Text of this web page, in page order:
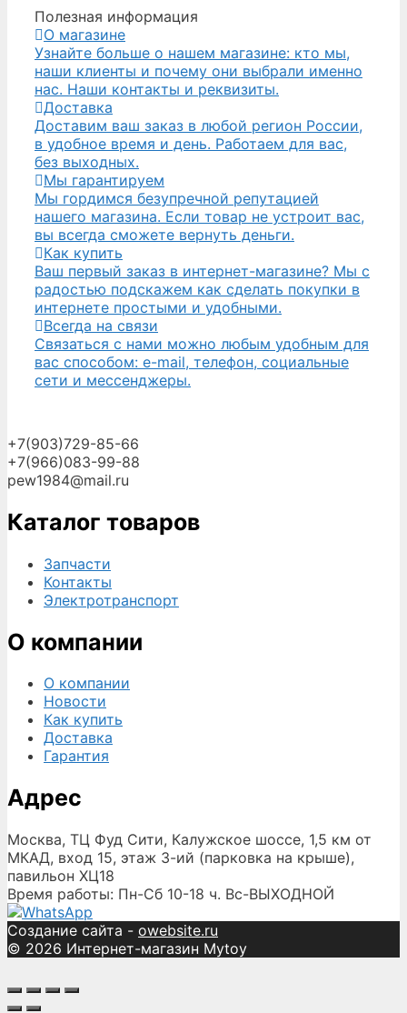
Полезная информация
О магазине
Узнайте больше о нашем магазине: кто мы,
наши клиенты и почему они выбрали именно
нас. Наши контакты и реквизиты.
Доставка
Доставим ваш заказ в любой регион России,
в удобное время и день. Работаем для вас,
без выходных.
Мы гарантируем
Мы гордимся безупречной репутацией
нашего магазина. Если товар не устроит вас,
вы всегда сможете вернуть деньги.
Как купить
Ваш первый заказ в интернет-магазине? Мы с
радостью подскажем как сделать покупки в
интернете простыми и удобными.
Всегда на связи
Связаться с нами можно любым удобным для
вас способом: e-mail, телефон, социальные
сети и мессенджеры.
+7(903)729-85-66
+7(966)083-99-88
pew1984@mail.ru
Каталог товаров
Запчасти
Контакты
Электротранспорт
О компании
О компании
Новости
Как купить
Доставка
Гарантия
Адрес
Москва, ТЦ Фуд Сити, Калужское шоссе, 1,5 км от
МКАД, вход 15, этаж 3-ий (парковка на крыше),
павильон ХЦ18
Время работы: Пн-Сб 10-18 ч. Вс-ВЫХОДНОЙ
Создание сайта - owebsite.ru
© 2026 Интернет-магазин Mytoy